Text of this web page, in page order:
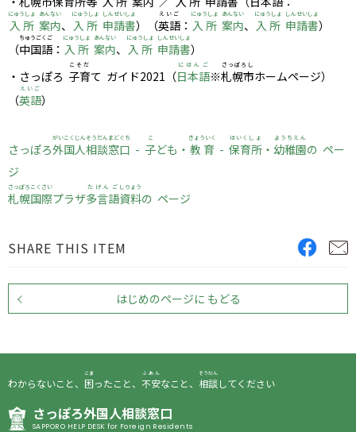
入所
にゅうしょ
案内
あんない
、 入所
にゅうしょ
申請
しんせい
書
しょ
）（英語
えいご
： 入所
にゅうしょ
案内
あんない
、 入所
にゅうしょ
申請
しんせい
書
しょ
）
（中国語
ちゅうごくご
： 入所
にゅうしょ
案内
あんない
、 入所
にゅうしょ
申請
しんせい
書
しょ
）
・さっぽろ 子育
こそだ
て ガイド2021（日本語
にほんご
※札幌市
さっぽろし
ホームページ）
（英語
えいご
）
さっぽろ外国人
がいこくじん
相談窓口
そうだんまどぐち
- 子
こ
ども・ 教育
きょういく
- 保育所
ほいくしょ
・ 幼稚園
ようちえん
の ペー
ジ
札幌
さっぽろ
国際
こくさい
プラザ多言語
たげんご
資料
しりょう
の ページ
SHARE THIS ITEM
はじめのページに もどる
わからないこと、 困
こま
ったこと、 不安
ふあん
なこと、 相談
そうだん
してください
さっぽろ外国人相談窓口
SAPPORO HELP DESK for Foreign Residents